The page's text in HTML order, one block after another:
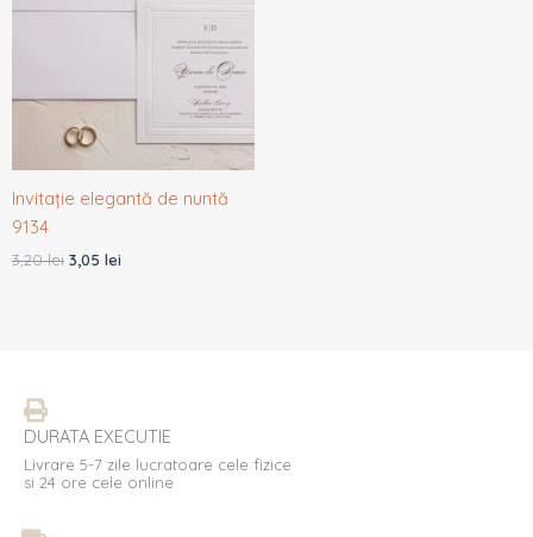
Invitație elegantă de nuntă
9134
3,20lei
3,20 lei.
3,05 lei
DURATA EXECUTIE
Livrare 5-7 zile lucratoare cele fizice
si 24 ore cele online